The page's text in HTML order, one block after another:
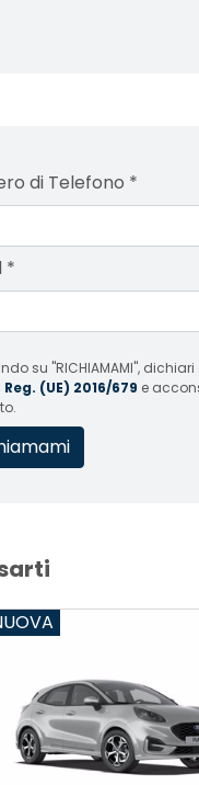
di Telefono *
*
su "RICHIAMAMI",
Reg. (UE) 2016/679 e